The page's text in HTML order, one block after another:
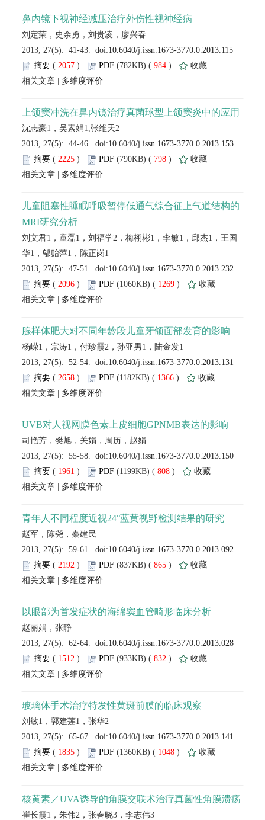
( ) 984 )
( ) 798 )
( ) 1269 )
( ) 1366 )
( ) 808 )
( ) 865 )
( ) 832 )
( ) 1048 )